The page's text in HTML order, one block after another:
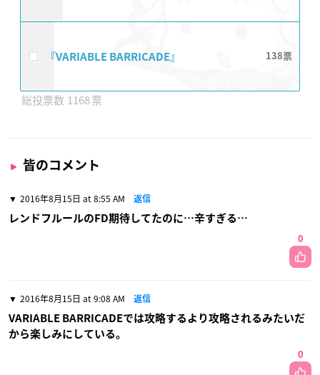
『VARIABLE BARRICADE』 138
1168
皆のコメント
2016年8月15日 at 8:55 AM 返信
レンドフルールのFD期待してたのに…辛すぎる…
0
2016年8月15日 at 9:08 AM 返信
VARIABLE BARRICADEでは攻略するより攻略されるみたいだ
から楽しみにしている。
0